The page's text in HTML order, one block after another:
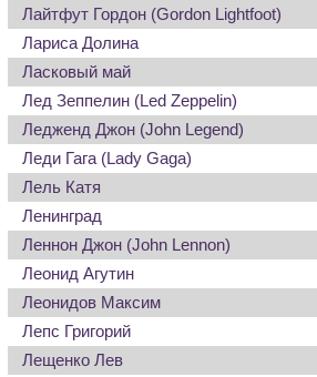
Лайтфут Гордон (Gordon Lightfoot)
Лариса Долина
Ласковый май
Лед Зеппелин (Led Zeppelin)
Ледженд Джон (John Legend)
Леди Гага (Lady Gaga)
Лель Катя
Ленинград
Леннон Джон (John Lennon)
Леонид Агутин
Леонидов Максим
Лепс Григорий
Лещенко Лев